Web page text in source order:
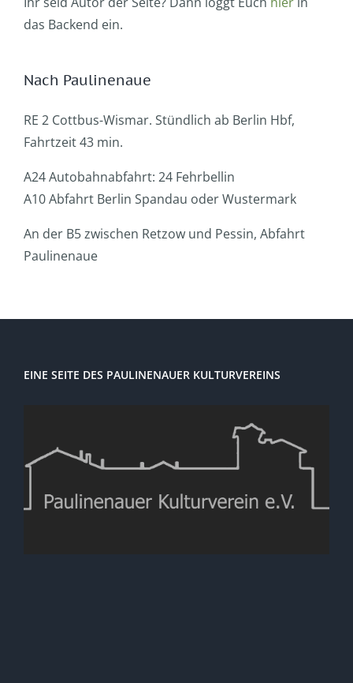
das Backend ein.
Nach Paulinenaue
RE 2 Cottbus-Wismar. Stündlich ab Berlin Hbf,
Fahrtzeit 43 min.
A24 Autobahnabfahrt: 24 Fehrbellin
A10 Abfahrt Berlin Spandau oder Wustermark
An der B5 zwischen Retzow und Pessin, Abfahrt
Paulinenaue
EINE SEITE DES PAULINENAUER KULTURVEREINS